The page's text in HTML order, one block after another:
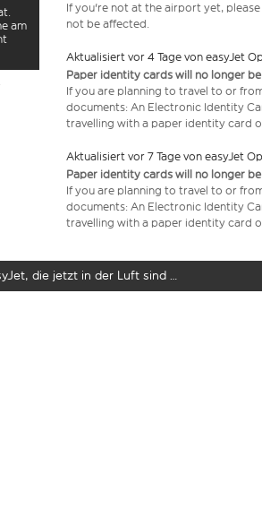
am
If you're not at the airport yet,
not be affected.
Aktualisiert vor 4 Tage von easyJet
Paper identity cards will no longer
If you are planning to travel to or
documents: An Electronic Identity
travelling with a paper identity card
Aktualisiert vor 7 Tage von easyJet
Paper identity cards will no longer
If you are planning to travel to or
documents: An Electronic Identity
travelling with a paper identity card
die jetzt in der Luft sind …